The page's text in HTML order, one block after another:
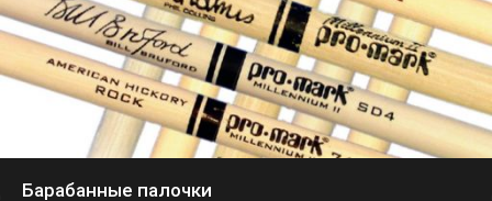
Барабанные палочки